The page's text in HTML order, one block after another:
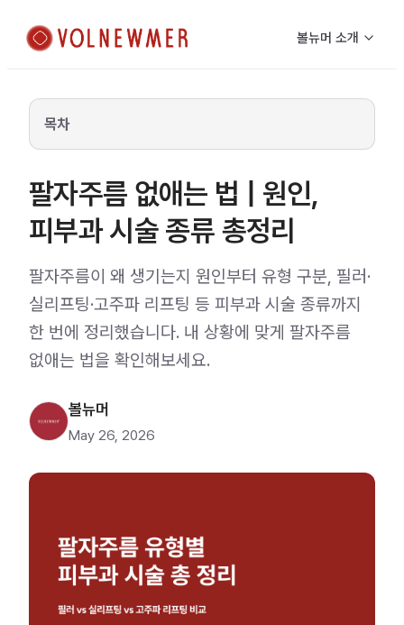
볼뉴머 소개
목차
팔자주름 없애는 법 | 원인,
피부과 시술 종류 총정리
팔자주름이 왜 생기는지 원인부터 유형 구분, 필러·
실리프팅·고주파 리프팅 등 피부과 시술 종류까지
한 번에 정리했습니다. 내 상황에 맞게 팔자주름
없애는 법을 확인해보세요.
볼뉴머
May 26, 2026